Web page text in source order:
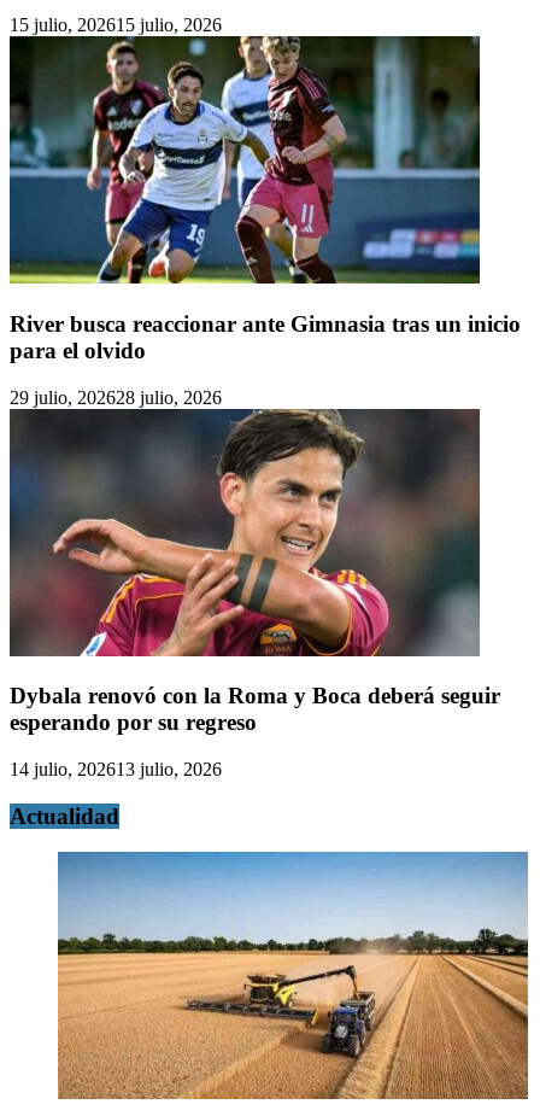
15 julio, 202615 julio, 2026
River busca reaccionar ante Gimnasia tras un inicio
para el olvido
29 julio, 202628 julio, 2026
Dybala renovó con la Roma y Boca deberá seguir
esperando por su regreso
14 julio, 202613 julio, 2026
Actualidad